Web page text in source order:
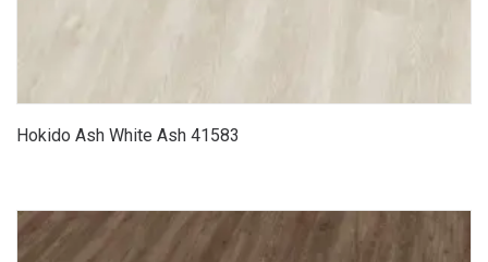
Hokido Ash White Ash 41583